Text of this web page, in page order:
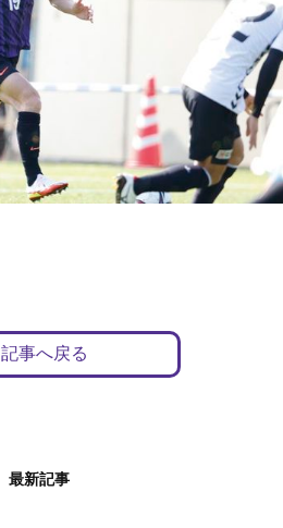
記事へ戻る
最新記事